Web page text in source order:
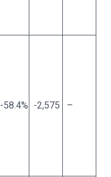
-58.4% -2,575 –